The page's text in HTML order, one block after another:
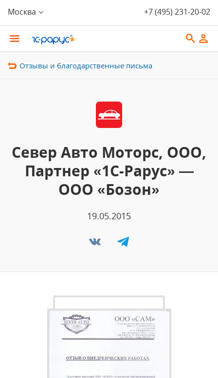
Москва +7 (495) 231-20-02
Отзывы и благодарственные письма
Север Авто Моторс, ООО,
Партнер «1С-Рарус» —
ООО «Бозон»
19.05.2015